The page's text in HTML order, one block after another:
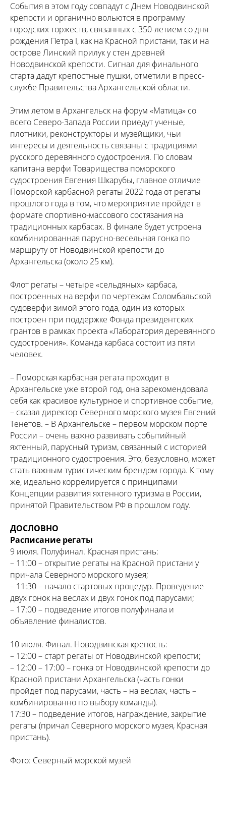
События в этом году совпадут с Днем Новодвинской
крепости и органично вольются в программу
городских торжеств, связанных с 350-летием со дня
рождения Петра I, как на Красной пристани, так и на
острове Линский прилук у стен древней
Новодвинской крепости. Сигнал для финального
старта дадут крепостные пушки, отметили в пресс-
службе Правительства Архангельской области.
Этим летом в Архангельск на форум «Матица» со
всего Северо-Запада России приедут ученые,
плотники, реконструкторы и музейщики, чьи
интересы и деятельность связаны с традициями
русского деревянного судостроения. По словам
капитана верфи Товарищества поморского
судостроения Евгения Шкарубы, главное отличие
Поморской карбасной регаты 2022 года от регаты
прошлого года в том, что мероприятие пройдет в
формате спортивно-массового состязания на
традиционных карбасах. В финале будет устроена
комбинированная парусно-весельная гонка по
маршруту от Новодвинской крепости до
Архангельска (около 25 км).
Флот регаты – четыре «сельдяных» карбаса,
построенных на верфи по чертежам Соломбальской
судоверфи зимой этого года, один из которых
построен при поддержке Фонда президентских
грантов в рамках проекта «Лаборатория деревянного
судостроения». Команда карбаса состоит из пяти
человек.
– Поморская карбасная регата проходит в
Архангельске уже второй год, она зарекомендовала
себя как красивое культурное и спортивное событие,
– сказал директор Северного морского музея Евгений
Тенетов. – В Архангельске – первом морском порте
России – очень важно развивать событийный
яхтенный, парусный туризм, связанный с историей
традиционного судостроения. Это, безусловно, может
стать важным туристическим брендом города. К тому
же, идеально коррелируется с принципами
Концепции развития яхтенного туризма в России,
принятой Правительством РФ в прошлом году.
ДОСЛОВНО
Расписание регаты
9 июля. Полуфинал. Красная пристань:
– 11:00 – открытие регаты на Красной пристани у
причала Северного морского музея;
– 11:30 – начало стартовых процедур. Проведение
двух гонок на веслах и двух гонок под парусами;
– 17:00 – подведение итогов полуфинала и
объявление финалистов.
10 июля. Финал. Новодвинская крепость:
– 12:00 – старт регаты от Новодвинской крепости;
– 12:00 – 17:00 – гонка от Новодвинской крепости до
Красной пристани Архангельска (часть гонки
пройдет под парусами, часть – на веслах, часть –
комбинированно по выбору команды).
17:30 – подведение итогов, награждение, закрытие
регаты (причал Северного морского музея, Красная
пристань).
Фото: Северный морской музей